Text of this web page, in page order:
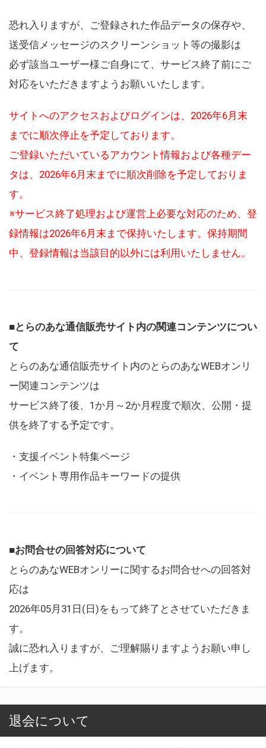
恐れ入りますが、ご登録された作品データの保存や、
送受信メッセージのスクリーンショット等の撮影は
必ず該当ユーザー様ご自身にて、サービス終了前にご
対応をいただきますようお願いいたします。
サイトへのアクセスおよびログインは、2026年6月末
までに順次停止を予定しております。
ご登録いただいているアカウント情報および各種デー
タは、2026年6月末までに順次削除を予定しておりま
す。
※サービス終了処理および運営上必要な対応のため、登
録情報は2026年6月末まで保持いたします。保持期間
中、登録情報は当該目的以外には利用いたしません。
■とらのあな通信販売サイト内の関連コンテンツについ
て
とらのあな通信販売サイト内のとらのあなWEBオンリ
ー関連コンテンツは
サービス終了後、1か月～2か月程度で順次、公開・提
供を終了する予定です。
・支援イベント特集ページ
・イベント専用作品キーワードの提供
■お問合せの回答対応について
とらのあなWEBオンリーに関するお問合せへの回答対
応は
2026年05月31日(日)をもって終了とさせていただきま
す。
誠に恐れ入りますが、ご理解賜りますようお願い申し
上げます。
退会について